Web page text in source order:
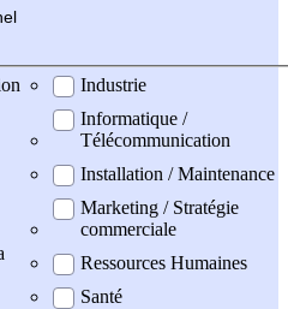
Industrie
Informatique /
Télécommunication
Installation / Maintenance
Marketing / Stratégie
commerciale
Ressources Humaines
Santé